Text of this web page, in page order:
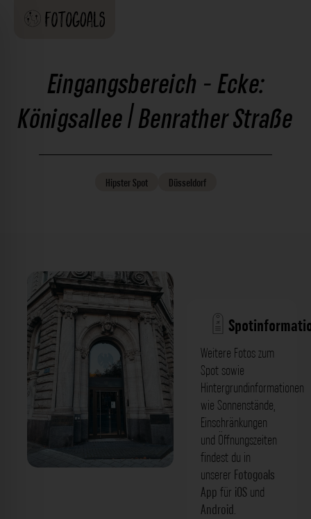
Eingangsbereich - Ecke:
Königsallee | Benrather Straße
HipsterSpot Düsseldorf
Weitere Fotos zum
Spot sowie
Hintergrundinformationen
wie Sonnenstände,
Einschränkungen
und Öffnungszeiten
findest du in
unserer Fotogoals
App für iOS und
Android.